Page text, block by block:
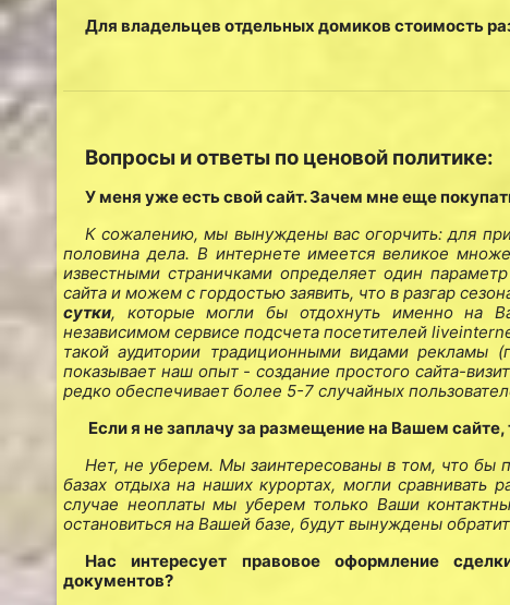
Для владельцев отдельных домиков стоимость
Вопросы и ответы по ценовой политике:
У меня уже есть свой сайт. Зачем мне еще
К сожалению, мы вынуждены вас огорчить: для
половина дела. В интернете имеется великое
известными страничками определяет один
сайта и можем с гордостью заявить, что в разгар
сутки, которые могли бы отдохнуть именно на
независимом сервисе подсчета посетителей
такой аудитории традиционными видами рекламы
показывает наш опыт - создание простого сайта-
редко обеспечивает более 5-7 случайных
Если я не заплачу за размещение на Вашем
Нет, не уберем. Мы заинтересованы в том, что бы
базах отдыха на наших курортах, могли
случае неоплаты мы уберем только Ваши
остановиться на Вашей базе, будут вынуждены
Нас интересует правовое оформление
документов?